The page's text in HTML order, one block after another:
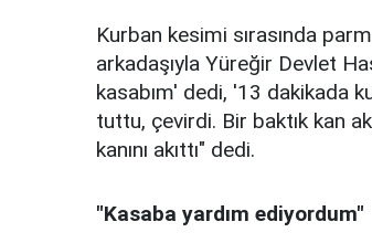
Kurban kesimi sırasında
arkadaşıyla Yüreğir Devlet
kasabım' dedi, '13 dakikada
tuttu, çevirdi. Bir baktık kan
kanını akıttı" dedi.
"Kasaba yardım ediyordum"